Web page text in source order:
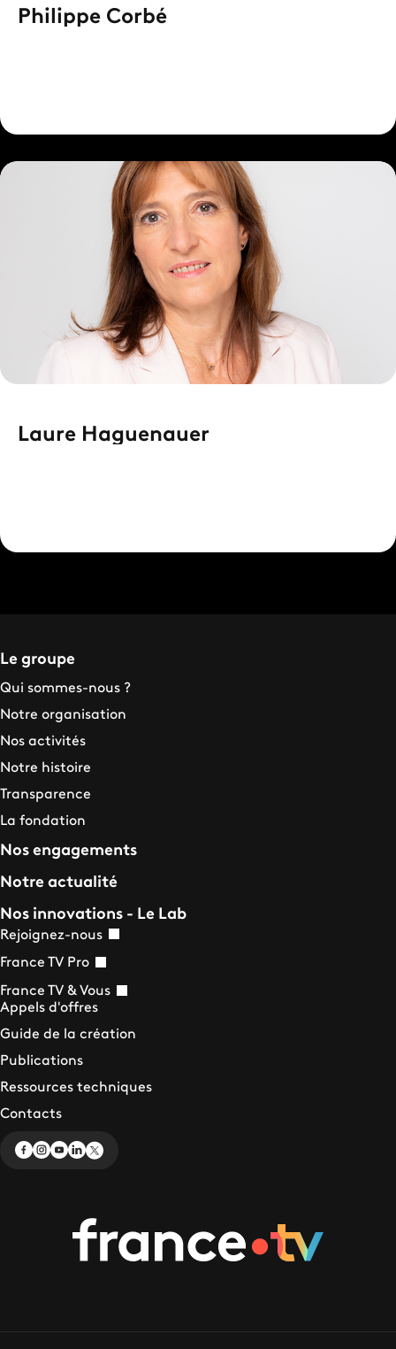
Philippe Corbé
Laure Haguenauer
Le groupe
Qui sommes-nous ?
Notre organisation
Nos activités
Notre histoire
Transparence
La fondation
Nos engagements
Notre actualité
Nos innovations - Le Lab
Rejoignez-nous
France TV Pro
France TV & Vous
Appels d'offres
Guide de la création
Publications
Ressources techniques
Contacts